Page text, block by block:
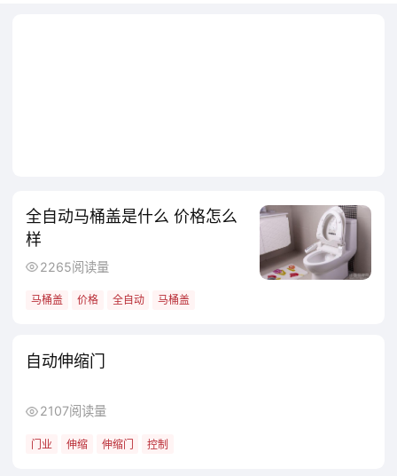
阀后，能确保气动元件获得稳定压力，保证生
产精度。民用场景中，自来水减压阀可避免高
层住户因水压过高导致水龙头出水飞溅，或低
层住户因水压过低导致热水器无法启动。
3.节约能源与降低损耗：当下游设备无需
减少因高压导致的管路泄漏、设备磨损和能源
浪费。比如工业循环水系统，若用高压直接输
全自动马桶盖是什么 价格怎么
样
2265阅读量
马桶盖 价格 全自动 马桶盖
自动伸缩门
2107阅读量
门业 伸缩 伸缩门 控制